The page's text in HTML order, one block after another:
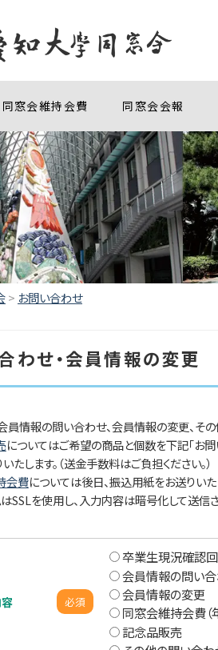
同窓会維持会費 同窓会会報
> お問い合わせ
わせ・会員情報の変更
員情報の問い合わせ、会員情報の変更、そ
についてはご希望の商品と個数を下記「お
たします。（送金手数料はご負担ください。）
会費については後日、振込用紙をお送りいた
SSLを使用し、入力内容は暗号化して送信さ
必須
卒業生現況確認
会員情報の問い
会員情報の変更
同窓会維持会費（
記念品販売